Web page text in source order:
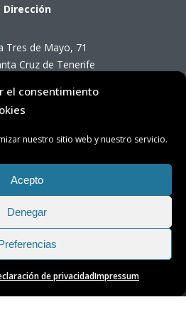
el consentimiento
nuestro sitio web y nuestro servicio.
Acepto
Denegar
de privacidadImpressum
Dirección
Tres de Mayo, 71
Cruz de Tenerife
de Atención OTC
de 8:00 a 14:00 horas
Legal|Privacidad|Cookies